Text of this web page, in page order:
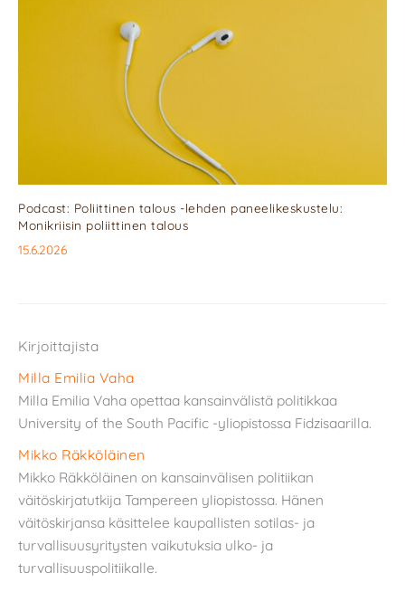
Podcast: Poliittinen talous -lehden paneelikeskustelu:
Monikriisin poliittinen talous
15.6.2026
Kirjoittajista
Milla Emilia Vaha
Milla Emilia Vaha opettaa kansainvälistä politikkaa
University of the South Pacific -yliopistossa Fidzisaarilla.
Mikko Räkköläinen
Mikko Räkköläinen on kansainvälisen politiikan
väitöskirjatutkija Tampereen yliopistossa. Hänen
väitöskirjansa käsittelee kaupallisten sotilas- ja
turvallisuusyritysten vaikutuksia ulko- ja
turvallisuuspolitiikalle.